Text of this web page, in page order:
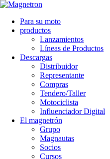
Para su moto
productos
Lanzamientos
Líneas de Productos
Descargas
Distribuidor
Representante
Compras
Tendero/Taller
Motociclista
Influenciador Digital
El magnetrón
Grupo
Magnautas
Socios
Cursos